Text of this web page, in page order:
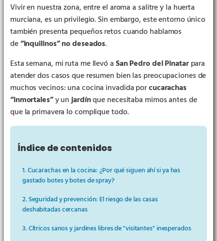
Vivir en nuestra zona, entre el aroma a salitre y la huerta
murciana, es un privilegio. Sin embargo, este entorno único
también presenta pequeños retos cuando hablamos
de“inquilinos” no deseados.
Esta semana, mi ruta me llevó aSan Pedro del Pinatarpara
atender dos casos que resumen bien las preocupaciones de
muchos vecinos: una cocina invadida porcucarachas
“inmortales”y unjardínque necesitaba mimos antes de
que la primavera lo complique todo.
Índice de contenidos
1. Cucarachas en la cocina: ¿Por qué siguen ahí si ya has
gastado botes y botes de spray?
2. Seguridad y prevención: El riesgo de las casas
deshabitadas cercanas
3. Cítricos sanos y jardines libres de "visitantes" inesperados